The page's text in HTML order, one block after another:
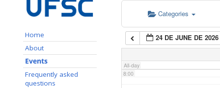
Home
About
Events
Frequently asked
questions
Categories
24 DE JUNE DE 2026
All-day
7:00
8:00